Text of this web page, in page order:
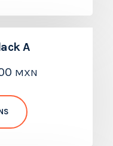
A
MXN